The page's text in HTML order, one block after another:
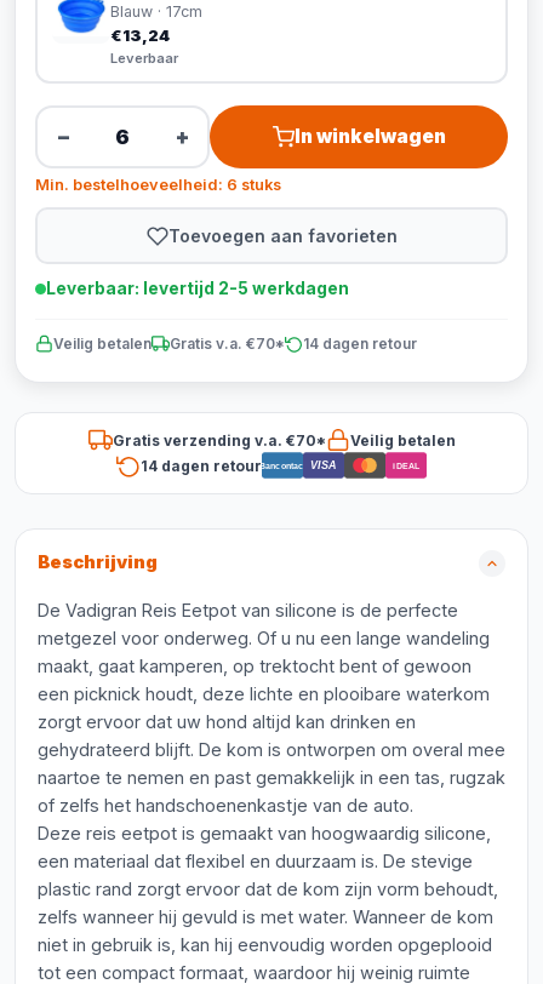
Blauw · 17cm
€13,24
Leverbaar
− + In winkelwagen
Min. bestelhoeveelheid: 6 stuks
Toevoegen aan favorieten
Leverbaar: levertijd 2-5 werkdagen
Veilig betalen Gratis v.a. €70* 14 dagen retour
Gratis verzending v.a. €70*
Veilig betalen
14 dagen retourBancontact VISA iDEAL
Beschrijving
De Vadigran Reis Eetpot van silicone is de perfecte
metgezel voor onderweg. Of u nu een lange wandeling
maakt, gaat kamperen, op trektocht bent of gewoon
een picknick houdt, deze lichte en plooibare waterkom
zorgt ervoor dat uw hond altijd kan drinken en
gehydrateerd blijft. De kom is ontworpen om overal mee
naartoe te nemen en past gemakkelijk in een tas, rugzak
of zelfs het handschoenenkastje van de auto.
Deze reis eetpot is gemaakt van hoogwaardig silicone,
een materiaal dat flexibel en duurzaam is. De stevige
plastic rand zorgt ervoor dat de kom zijn vorm behoudt,
zelfs wanneer hij gevuld is met water. Wanneer de kom
niet in gebruik is, kan hij eenvoudig worden opgeplooid
tot een compact formaat, waardoor hij weinig ruimte